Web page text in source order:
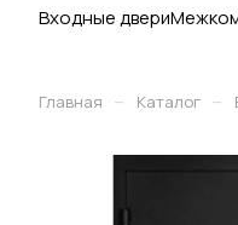
Входные двери
Главная – Каталог –